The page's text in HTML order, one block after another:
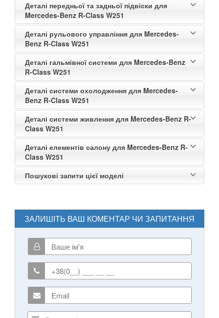
Деталі передньої та задньої підвіски для
Mercedes-Benz R-Class W251
Деталі рульового управління для Mercedes-
Benz R-Class W251
Деталі гальмівної системи для Mercedes-Benz
R-Class W251
Деталі системи охолодження для Mercedes-
Benz R-Class W251
Деталі системи живлення для Mercedes-Benz R-
Class W251
Деталі елементів салону для Mercedes-Benz R-
Class W251
Пошукові запити цієї моделі
ЗАЛИШІТЬ ВАШ КОМЕНТАР ЧИ ЗАПИТАННЯ